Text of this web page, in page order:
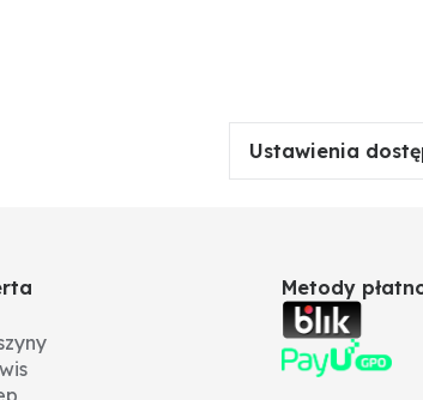
Ustawienia
Metody